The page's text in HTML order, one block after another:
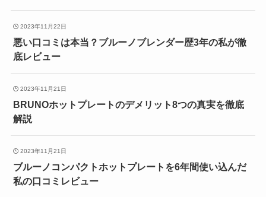
2023年11月22日
悪い口コミは本当？ブルーノブレンダー歴3年の私が徹
底レビュー
2023年11月21日
BRUNOホットプレートのデメリット8つの真実を徹底
解説
2023年11月21日
ブルーノコンパクトホットプレートを6年間使い込んだ
私の口コミレビュー